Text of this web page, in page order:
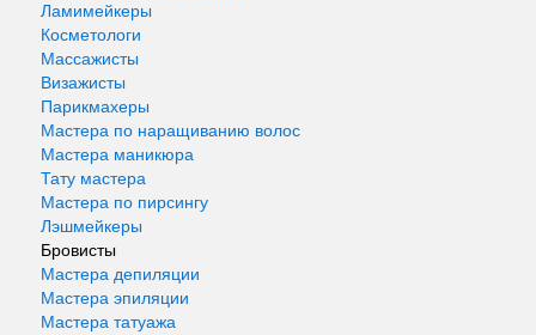
Ламимейкеры
Косметологи
Массажисты
Визажисты
Парикмахеры
Мастера по наращиванию волос
Мастера маникюра
Тату мастера
Мастера по пирсингу
Лэшмейкеры
Бровисты
Мастера депиляции
Мастера эпиляции
Мастера татуажа